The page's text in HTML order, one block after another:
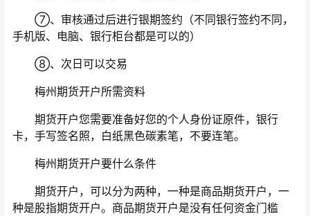
⑦、审核通过后进行银期签约（不同银行签约不同，
手机版、电脑、银行柜台都是可以的）
⑧、次日可以交易
梅州期货开户所需资料
期货开户您需要准备好您的个人身份证原件，银行
卡，手写签名照，白纸黑色碳素笔，不要连笔。
梅州期货开户要什么条件
期货开户，可以分为两种，一种是商品期货开户，一
种是股指期货开户。商品期货开户是没有任何资金门槛